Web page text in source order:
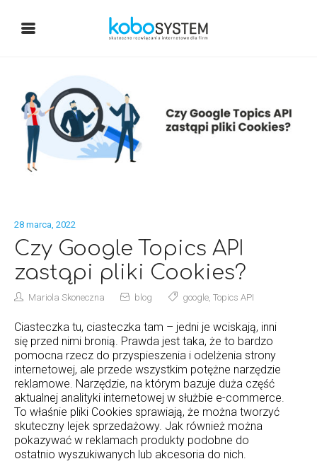
28 marca, 2022
Czy Google Topics API
zastąpi pliki Cookies?
Mariola Skoneczna blog google, Topics API
Ciasteczka tu, ciasteczka tam – jedni je wciskają, inni
się przed nimi bronią. Prawda jest taka, że to bardzo
pomocna rzecz do przyspieszenia i odelżenia strony
internetowej, ale przede wszystkim potężne narzędzie
reklamowe. Narzędzie, na którym bazuje duża część
aktualnej analityki internetowej w służbie e-commerce.
To właśnie pliki Cookies sprawiają, że można tworzyć
skuteczny lejek sprzedażowy. Jak również można
pokazywać w reklamach produkty podobne do
ostatnio wyszukiwanych lub akcesoria do nich.